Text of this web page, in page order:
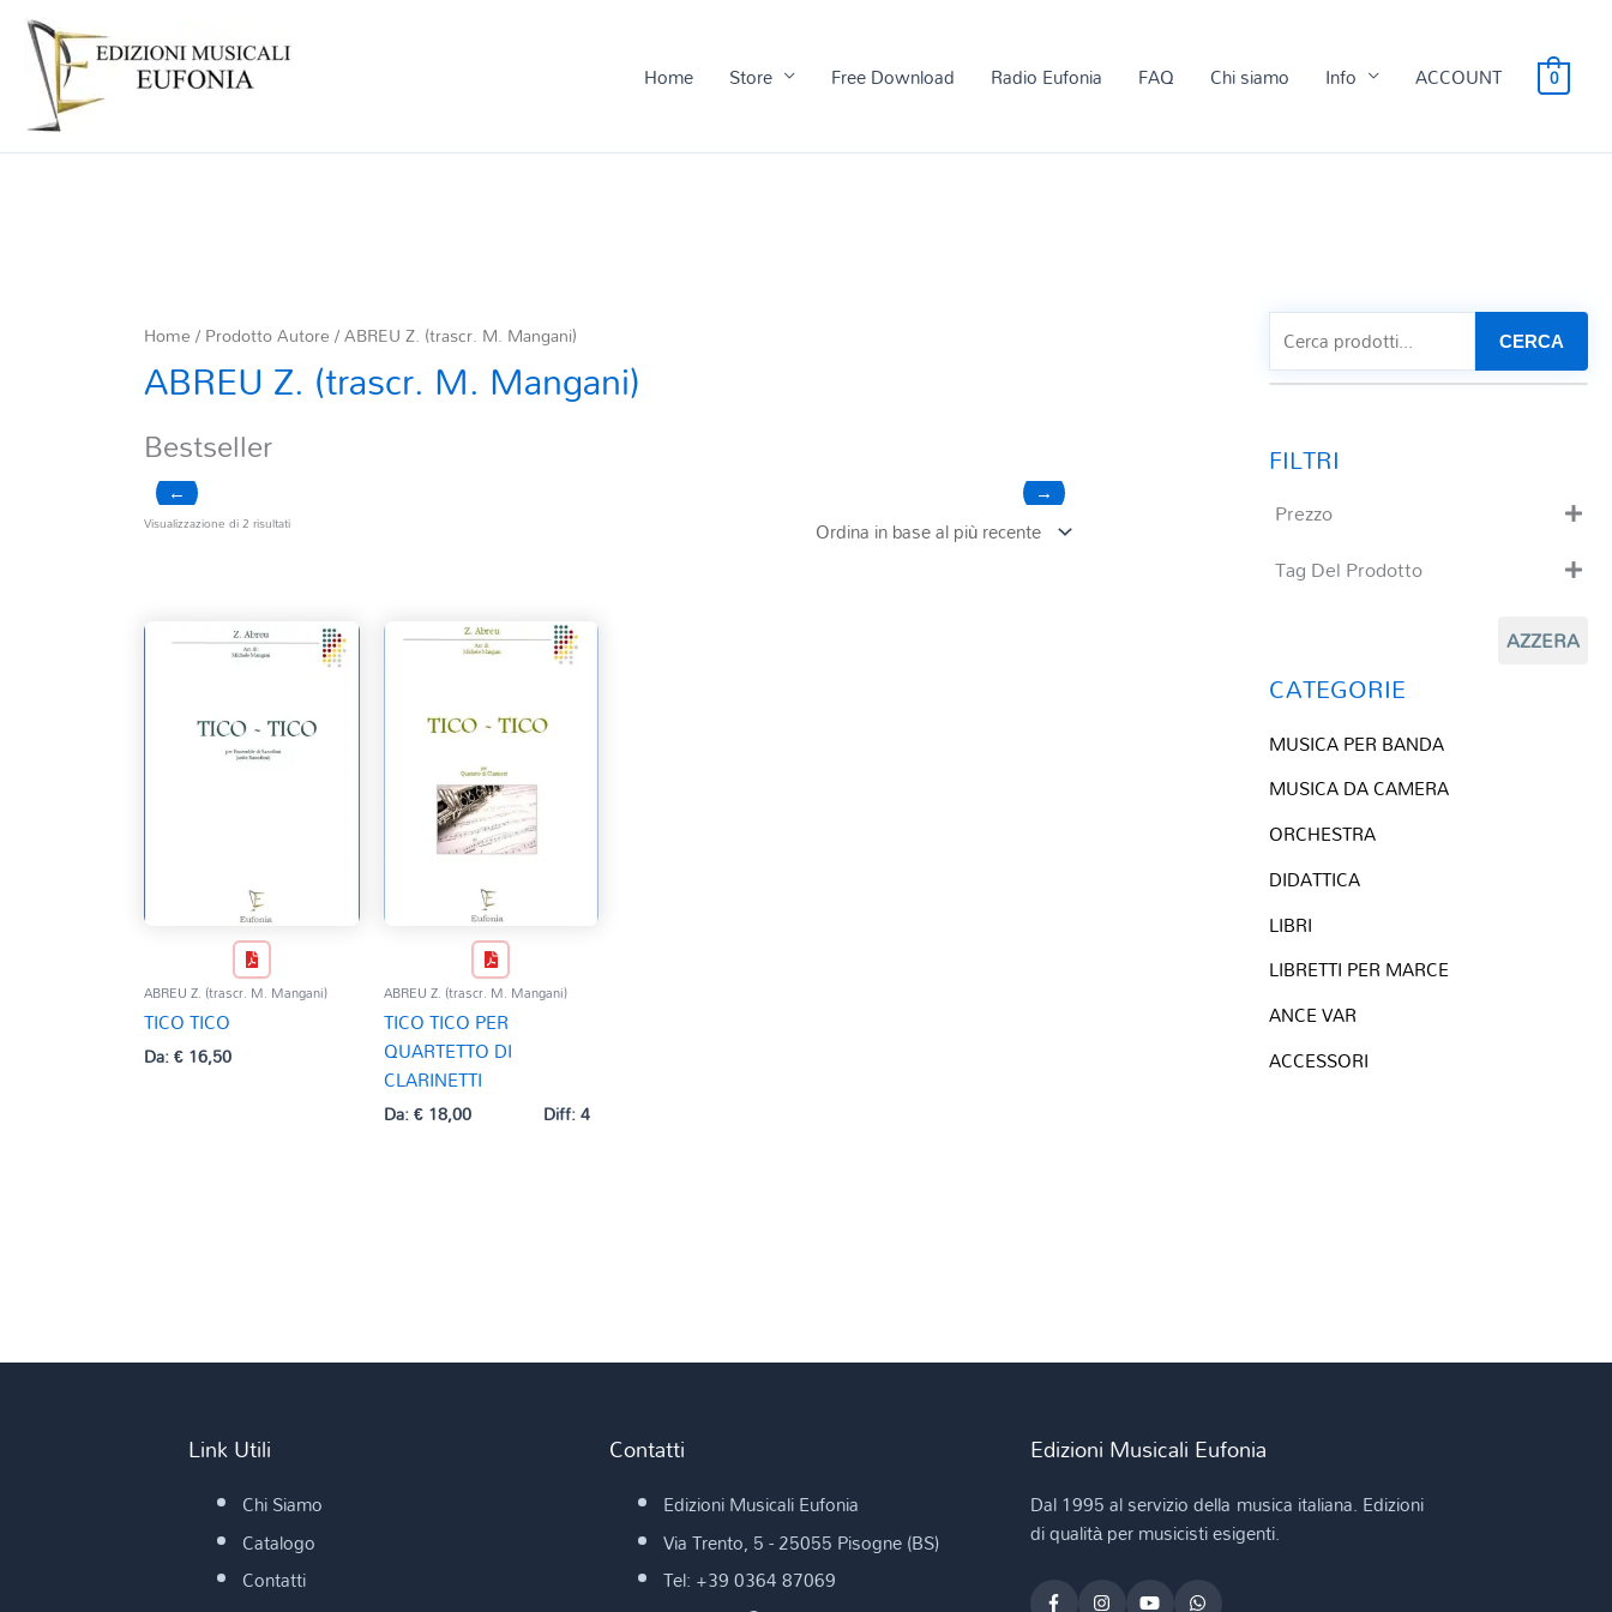
Home Store Free Download Radio Eufonia FAQ Chi siamo Info ACCOUNT 0
Home/ Prodotto Autore / ABREU Z. (trascr. M. Mangani)
ABREU Z. (trascr. M. Mangani)
Bestseller
← →
Visualizzazione di 2 risultatiOrdina
in
ABREU Z. (trascr. M. Mangani)
TICO TICO
Da:€16,50
ABREU Z. (trascr. M. Mangani)
TICO TICO PER
QUARTETTO DI
CLARINETTI
Da:€18,00 Diff: 4
CERCA
Prezzo
Tag Del Prodotto
Composizioni originali
QR base
QR esecuzione
AZZERA
CATEGORIE
MUSICA PER BANDA
MUSICA DA CAMERA
ORCHESTRA
DIDATTICA
LIBRI
LIBRETTI PER MARCE
ANCE VAR
ACCESSORI
Link Utili
Chi Siamo
Catalogo
Contatti
Contatti
Edizioni Musicali Eufonia
Via Trento, 5 - 25055 Pisogne (BS)
Tel: +39 0364 87069
Edizioni Musicali Eufonia
Dal 1995 al servizio della musica italiana. Edizioni
di qualità per musicisti esigenti.